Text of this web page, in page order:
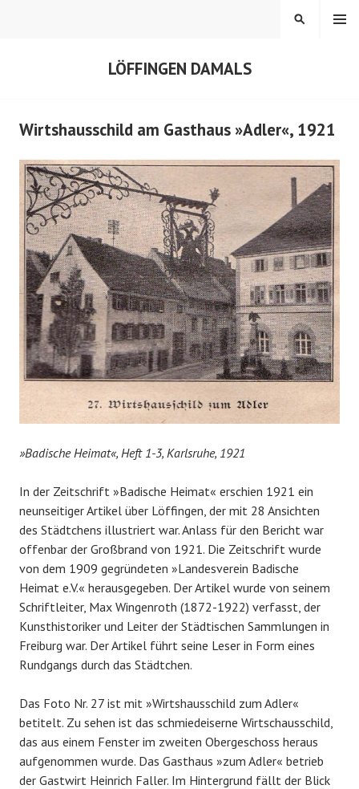
LÖFFINGEN DAMALS
MENÜ
SUCHEN
Wirtshausschild am Gasthaus »Adler«, 1921
»Badische Heimat«, Heft 1-3, Karlsruhe, 1921
In der Zeitschrift »Badische Heimat« erschien 1921 ein
neunseitiger Artikel über Löffingen, der mit 28 Ansichten
des Städtchens illustriert war. Anlass für den Bericht war
offenbar der Großbrand von 1921. Die Zeitschrift wurde
von dem 1909 gegründeten »Landesverein Badische
Heimat e.V.« herausgegeben. Der Artikel wurde von seinem
Schriftleiter, Max Wingenroth (1872-1922) verfasst, der
Kunsthistoriker und Leiter der Städtischen Sammlungen in
Freiburg war. Der Artikel führt seine Leser in Form eines
Rundgangs durch das Städtchen.
Das Foto Nr. 27 ist mit »Wirtshausschild zum Adler«
betitelt. Zu sehen ist das schmiedeiserne Wirtschausschild,
das aus einem Fenster im zweiten Obergeschoss heraus
aufgenommen wurde. Das Gasthaus »zum Adler« betrieb
der Gastwirt Heinrich Faller. Im Hintergrund fällt der Blick